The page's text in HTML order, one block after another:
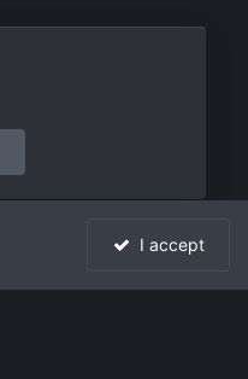
I accept